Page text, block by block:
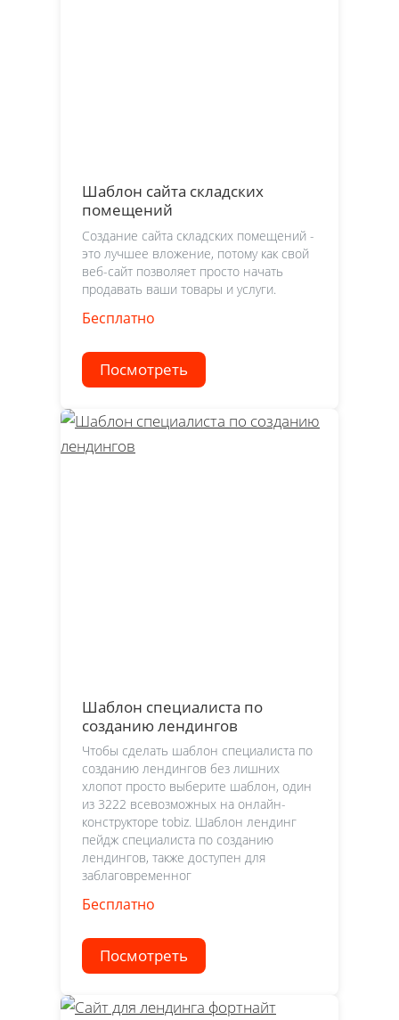
Шаблон сайта складских
помещений
Создание сайта складских помещений -
это лучшее вложение, потому как свой
веб-сайт позволяет просто начать
продавать ваши товары и услуги.
Бесплатно
Посмотреть
Шаблон специалиста по
созданию лендингов
Чтобы сделать шаблон специалиста по
созданию лендингов без лишних
хлопот просто выберите шаблон, один
из 3222 всевозможных на онлайн-
конструкторе tobiz. Шаблон лендинг
пейдж специалиста по созданию
лендингов, также доступен для
заблаговременног
Бесплатно
Посмотреть